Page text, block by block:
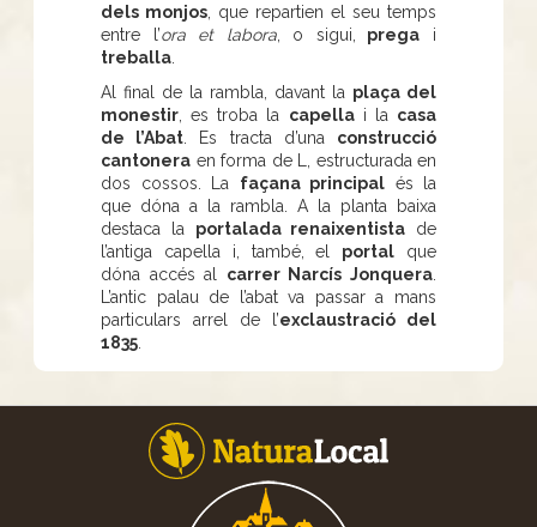
dels monjos , que repartien el seu temps
entre l’ora et labora, o sigui, prega i
treballa
Al final de la rambla, davant la plaça del
monestir , es troba la capellai la casa
de l’Abat . Es tracta d’una construcció
cantonera en forma de L, estructurada en
dos cossos. La façana principal és la
que dóna a la rambla. A la planta baixa
destaca la portalada renaixentista de
l’antiga capella i, també, el portal que
dóna accés al carrer Narcís Jonquera
L’antic palau de l’abat va passar a mans
particulars arrel de l’exclaustració del
1835